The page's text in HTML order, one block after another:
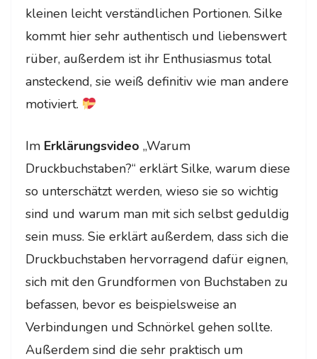
kleinen leicht verständlichen Portionen. Silke
kommt hier sehr authentisch und liebenswert
rüber, außerdem ist ihr Enthusiasmus total
ansteckend, sie weiß definitiv wie man andere
motiviert.
Im Erklärungsvideo „Warum
Druckbuchstaben?“ erklärt Silke, warum diese
so unterschätzt werden, wieso sie so wichtig
sind und warum man mit sich selbst geduldig
sein muss. Sie erklärt außerdem, dass sich die
Druckbuchstaben hervorragend dafür eignen,
sich mit den Grundformen von Buchstaben zu
befassen, bevor es beispielsweise an
Verbindungen und Schnörkel gehen sollte.
Außerdem sind die sehr praktisch um